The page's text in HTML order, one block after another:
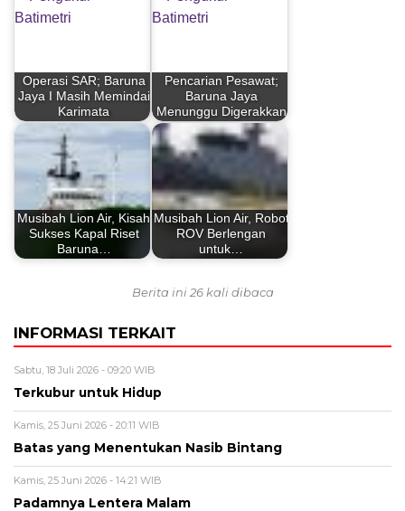
Operasi SAR; Baruna
Jaya I Masih Memindai
Karimata
Pencarian Pesawat;
Baruna Jaya
Menunggu Digerakkan
Musibah Lion Air, Kisah
Sukses Kapal Riset
Baruna…
Musibah Lion Air, Robot
ROV Berlengan
untuk…
Berita ini 26 kali dibaca
INFORMASI TERKAIT
Sabtu, 18 Juli 2026 - 09:20 WIB
Terkubur untuk Hidup
Kamis, 25 Juni 2026 - 20:11 WIB
Batas yang Menentukan Nasib Bintang
Kamis, 25 Juni 2026 - 14:21 WIB
Padamnya Lentera Malam